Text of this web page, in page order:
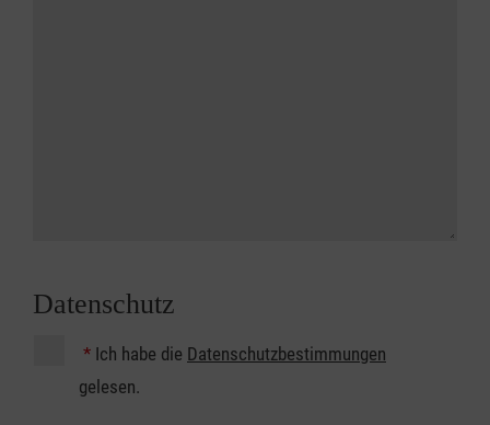
Datenschutz
* Ich habe die Datenschutzbestimmungen
gelesen.